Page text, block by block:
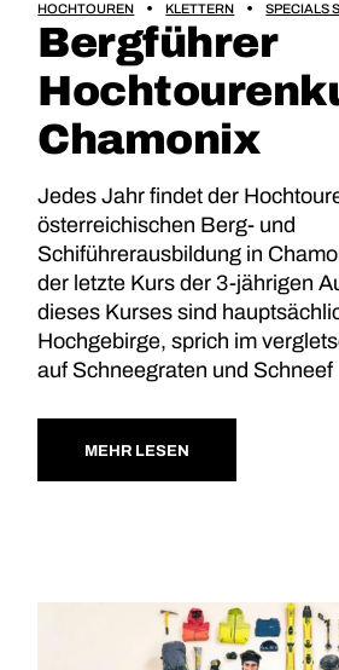
HOCHTOUREN KLETTERN SPECIALS
Bergführer
Chamonix
Jedes Jahr findet der
österreichischen Berg- und
Schiführerausbildung in
der letzte Kurs der 3-jährigen
dieses Kurses sind
Hochgebirge, sprich im
auf Schneegraten und Schneef
MEHR LESEN